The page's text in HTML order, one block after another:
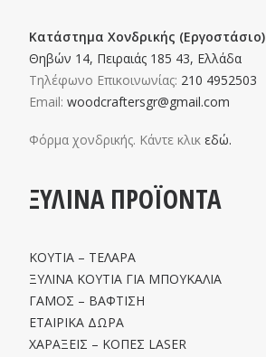
Κατάστημα Χονδρικής (Εργοστάσιο)
Θηβών 14, Πειραιάς 185 43, Ελλάδα
Τηλέφωνο Επικοινωνίας: 210 4952503
Email: woodcraftersgr@gmail.com
Φόρμα χονδρικής. Κάντε κλικ εδώ.
ΞΥΛΙΝΑ ΠΡΟΪΟΝΤΑ
ΚΟΥΤΙΑ – ΤΕΛΑΡΑ
ΞΥΛΙΝΑ ΚΟΥΤΙΑ ΓΙΑ ΜΠΟΥΚΑΛΙΑ
ΓΑΜΟΣ – ΒΑΦΤΙΣΗ
ΕΤΑΙΡΙΚΑ ΔΩΡΑ
ΧΑΡΑΞΕΙΣ – ΚΟΠΕΣ LASER